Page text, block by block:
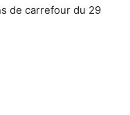
de carrefour du 29